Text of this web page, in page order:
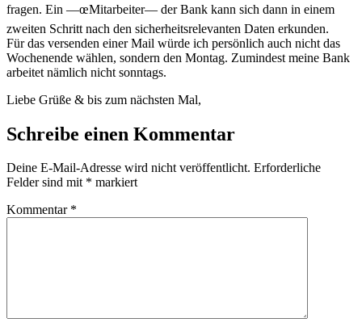
fragen. Ein —œMitarbeiter— der Bank kann sich dann in einem
zweiten Schritt nach den sicherheitsrelevanten Daten erkunden.
Für das versenden einer Mail würde ich persönlich auch nicht das
Wochenende wählen, sondern den Montag. Zumindest meine Bank
arbeitet nämlich nicht sonntags.
Liebe Grüße & bis zum nächsten Mal,
Schreibe einen Kommentar
Deine E-Mail-Adresse wird nicht veröffentlicht. Erforderliche
Felder sind mit * markiert
Kommentar *